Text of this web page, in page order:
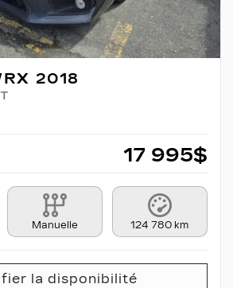
2018
17 995$
Manuelle 124 780 km
la disponibilité